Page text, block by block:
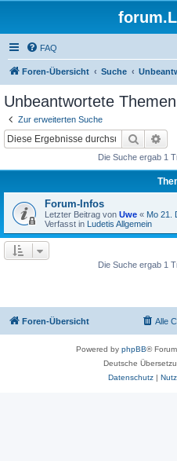
FAQ
Foren-Übersicht Suche
Unbeantwortete Themen
Zur erweiterten Suche
Suche
Die Suche ergab 1
Forum-Infos
Letzter Beitrag von Uwe « Mo 21.
Verfasst in Ludetis Allgemein
Die Suche ergab 1
Foren-Übersicht Alle
Powered by phpBB®
Deutsche
Datenschutz|